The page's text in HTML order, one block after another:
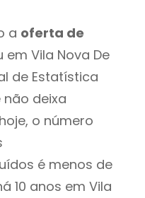
a oferta de
em Vila Nova De
de Estatística
deixa
o número
é menos de
10 anos em Vila